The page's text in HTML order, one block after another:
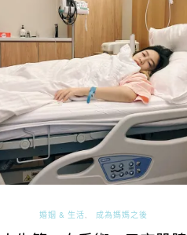
婚姻 & 生活 成為媽媽之後